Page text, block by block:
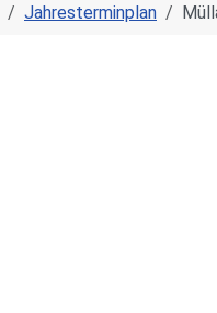
Jahresterminplan